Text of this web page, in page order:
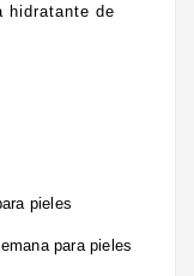
hidratante de
pieles
para pieles